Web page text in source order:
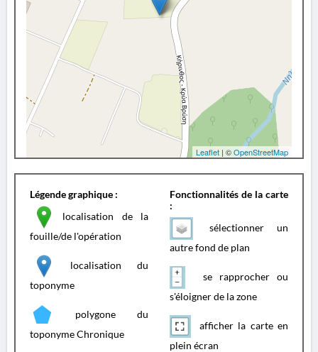
Leaflet | ©OpenStreetMap
Légende graphique :
localisation de la
fouille/de l'opération
localisation du
toponyme
polygone du
toponyme Chronique
Fonctionnalités de la carte
:
sélectionner un
autre fond de plan
se rapprocher ou
s'éloigner de la zone
afficher la carte en
plein écran